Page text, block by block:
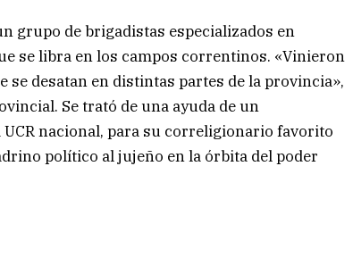
grupo de brigadistas especializados en
se libra en los campos correntinos. «Vinieron
desatan en distintas partes de la provincia»,
Se trató de una ayuda de un
nacional, para su correligionario favorito
político al jujeño en la órbita del poder